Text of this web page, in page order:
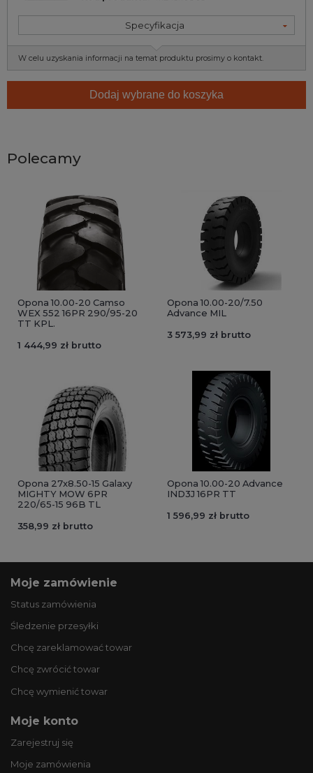
Specyfikacja
W celu uzyskania informacji na temat produktu prosimy o kontakt.
Dodaj wybrane do koszyka
Polecamy
Opona 10.00-20 Camso
WEX 552 16PR 290/95-20
TT KPL.
1 444,99 zł brutto
Opona 10.00-20/7.50
Advance MIL
3 573,99 zł brutto
Opona 27x8.50-15 Galaxy
MIGHTY MOW 6PR
220/65-15 96B TL
358,99 zł brutto
Opona 10.00-20 Advance
IND3J 16PR TT
1 596,99 zł brutto
Moje zamówienie
Status zamówienia
Śledzenie przesyłki
Chcę zareklamować towar
Chcę zwrócić towar
Chcę wymienić towar
Moje konto
Zarejestruj się
Moje zamówienia